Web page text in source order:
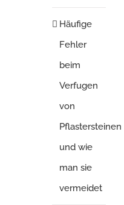
Häufige
Fehler
beim
Verfugen
von
Pflastersteinen
und wie
man sie
vermeidet